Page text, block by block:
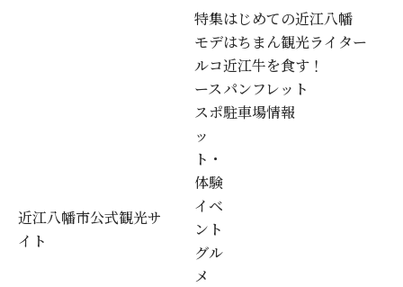
近江八幡市公式観光サ
イト
特集
モデ
ルコ
ース
スポ
ッ
ト・
体験
イベ
ント
グル
メ
はじめての近江八幡
はちまん観光ライター
近江牛を食す！
パンフレット
駐車場情報